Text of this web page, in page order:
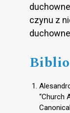
czynu z
“Church